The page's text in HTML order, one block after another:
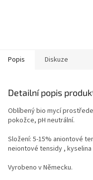
Popis Diskuze
Detailní popis
Oblíbený bio mycí
pokožce, pH neutrální.
Složení: 5-15% aniontové
neiontové tensidy ,
Vyrobeno v Německu.